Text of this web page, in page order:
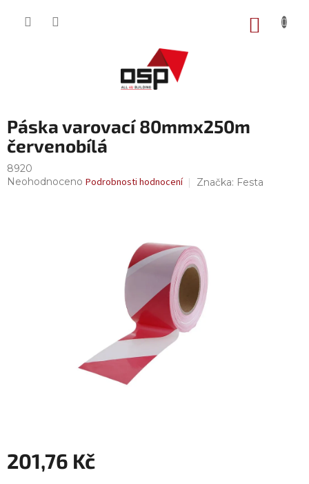
Páska varovací 80mmx250m
červenobílá
8920
Průměrné
Neohodnoceno Podrobnosti hodnocení Značka: Festa
201,76 Kč